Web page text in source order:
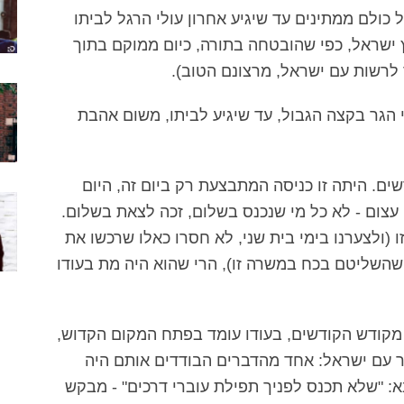
ממתינים עד שיגיע אחרון עולי הרגל לביתו
כפי שהובטחה בתורה, כיום ממוקם בתוך
עם ישראל, מרצונם הטוב).
הגר בקצה הגבול, עד שיגיע לביתו, משום אהבת
היתה זו כניסה המתבצעת רק ביום זה, היום
- לא כל מי שנכנס בשלום, זכה לצאת בשלום.
(ולצערנו בימי בית שני, לא חסרו כאלו שרכשו את
בכח במשרה זו), הרי שהוא היה מת בעודו
הקודשים, בעודו עומד בפתח המקום הקדוש,
עם ישראל: אחד מהדברים הבודדים אותם היה
"שלא תכנס לפניך תפילת עוברי דרכים" - מבקש